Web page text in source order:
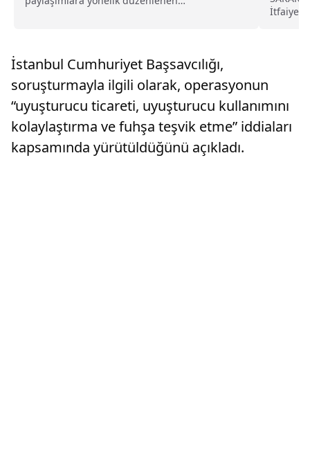
İtfaiye
İstanbul Cumhuriyet Başsavcılığı,
soruşturmayla ilgili olarak, operasyonun
“uyuşturucu ticareti, uyuşturucu kullanımını
kolaylaştırma ve fuhşa teşvik etme” iddiaları
kapsamında yürütüldüğünü açıkladı.